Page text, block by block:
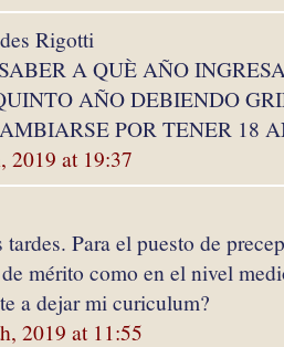
Rigotti
A QUÈ AÑO
AÑO DEBIENDO
POR TENER 18
2019 at 19:37
tardes. Para el puesto de
mérito como en el nivel
a dejar mi curiculum?
2019 at 11:55